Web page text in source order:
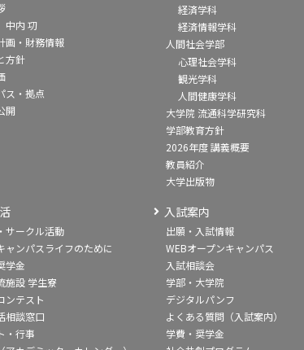
内 㓛
画・財務情報
方針
ス・拠点
開
経済学科
経済情報学科
人間社会学部
心理社会学科
観光学科
人間健康学科
大学院 流通科学研究科
学部教育方針
2026年度 講義概要
教員紹介
大学出版物
サークル活動
ャンパスライフのために
学金
施設 学生寮
ンテスト
相談窓口
・行事
入試案内
出願・入試情報
WEBオープンキャンパス
入試相談会
学部・大学院
デジタルパンフ
よくある質問（入試案内）
学費・奨学金